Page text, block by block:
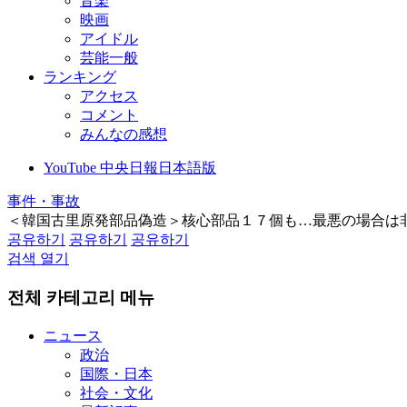
映画
アイドル
芸能一般
ランキング
アクセス
コメント
みんなの感想
YouTube 中央日報日本語版
事件・事故
＜韓国古里原発部品偽造＞核心部品１７個も…最悪の場合は
공유하기
공유하기
공유하기
검색 열기
전체 카테고리 메뉴
ニュース
政治
国際・日本
社会・文化